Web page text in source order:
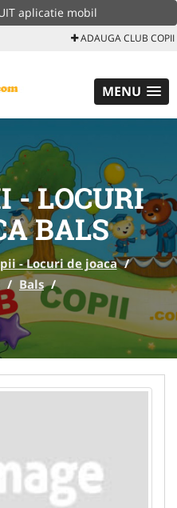
aplicatie mobil
ADAUGA CLUB COPII
MENU
- LOCURI
BALS
- Locuri de joaca /
/ Bals /